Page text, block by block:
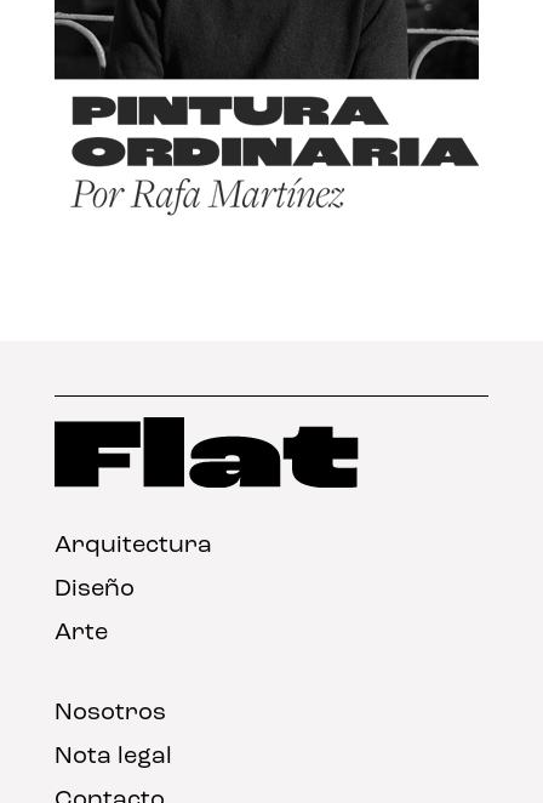
Arquitectura
Diseño
Arte
Nosotros
Nota legal